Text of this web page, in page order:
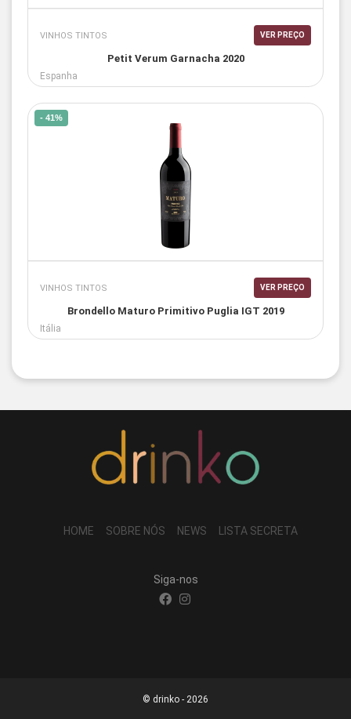
VINHOS TINTOS VER PREÇO
Petit Verum Garnacha 2020
Espanha
- 41%
VINHOS TINTOS VER PREÇO
Brondello Maturo Primitivo Puglia IGT 2019
Itália
HOME SOBRE NÓS NEWS LISTA SECRETA
Siga-nos
© drinko - 2026